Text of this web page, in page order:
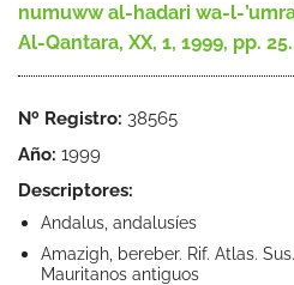
numuww al-hadari wa-l-
Al-Qantara, XX, 1, 1999, pp.
Nº Registro: 38565
Año: 1999
Descriptores:
Andalus, andalusíes
Amazigh, bereber. Rif. Atlas.
Mauritanos antiguos